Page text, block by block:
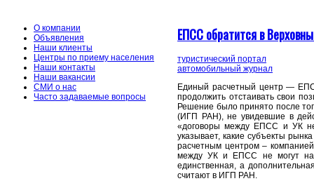
О компании
Объявления
Наши клиенты
Центры по приему населения
Наши контакты
Наши вакансии
СМИ о нас
Часто задаваемые вопросы
ЕПСС обратится в
туристический портал
автомобильный журнал
Единый расчетный центр —
продолжить отстаивать свои
Решение было принято после
(ИГП РАН), не увидевшие в
«договоры между ЕПСС и УК
указывает, какие субъекты
расчетным центром –
между УК и ЕПСС не могут
единственная, а
считают в ИГП РАН.